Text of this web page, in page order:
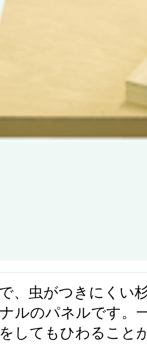
、虫がつきにくい
ルのパネルです。
してもひわること